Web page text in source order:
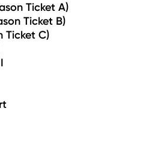
Ticket A)
Ticket B)
Ticket C)